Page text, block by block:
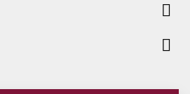

